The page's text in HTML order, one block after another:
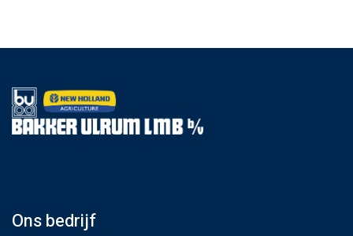
Ons bedrijf